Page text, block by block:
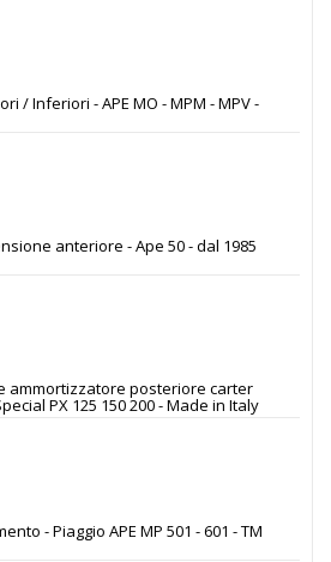
/ Inferiori - APE MO - MPM - MPV -
anteriore - Ape 50 - dal 1985
ammortizzatore posteriore carter
PX 125 150 200 - Made in Italy
- Piaggio APE MP 501 - 601 - TM